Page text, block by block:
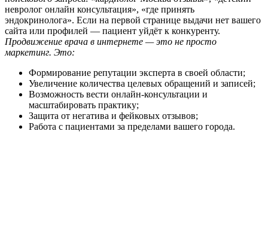
невролог онлайн консультация», «где принять
эндокринолога». Если на первой странице выдачи нет вашего
сайта или профилей — пациент уйдёт к конкуренту.
Продвижение врача в интернете — это не просто
маркетинг. Это:
Формирование репутации эксперта в своей области;
Увеличение количества целевых обращений и записей;
Возможность вести онлайн-консультации и
масштабировать практику;
Защита от негатива и фейковых отзывов;
Работа с пациентами за пределами вашего города.